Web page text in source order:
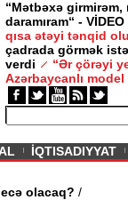
“Mətbəxə girmirəm,
daramıram“ - VİDEO
qısa ətəyi tənqid
çadrada görmək
verdi
“Ər çörəyi
Azərbaycanlı model
İQTISADIYYAT
necə olacaq?